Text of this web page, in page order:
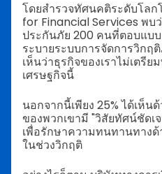
โดยสำรวจทัศนคติระดับโล
for Financial Services พบ
ประกันภัย 200 คนที่ตอบแบบ
ระบายระบบการจัดการวิกฤ
เห็นว่าธุรกิจของเราไม่เตรี
เศรษฐกิจนี้
นอกจากนี้เพียง 25% ได้เห็น
ของพวกเขามี "วิสัยทัศน์ชัดเ
เพื่อรักษาความทนทานทาง
ในช่วงวิกฤติ